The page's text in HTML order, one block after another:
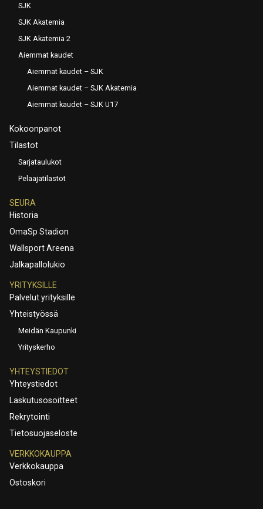
SJK
SJK Akatemia
SJK Akatemia 2
Aiemmat kaudet
Aiemmat kaudet – SJK
Aiemmat kaudet – SJK Akatemia
Aiemmat kaudet – SJK U17
Kokoonpanot
Tilastot
Sarjataulukot
Pelaajatilastot
SEURA
Historia
OmaSp Stadion
Wallsport Areena
Jalkapallolukio
YRITYKSILLE
Palvelut yrityksille
Yhteistyössä
Meidän Kaupunki
Yrityskerho
YHTEYSTIEDOT
Yhteystiedot
Laskutusosoitteet
Rekrytointi
Tietosuojaseloste
VERKKOKAUPPA
Verkkokauppa
Ostoskori